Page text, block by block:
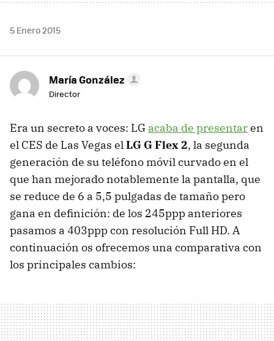
5 Enero 2015
María González
Director
Era un secreto a voces: LG acaba de presentaren
el CES de Las Vegas el LG G Flex 2, la segunda
generación de su teléfono móvil curvado en el
que han mejorado notablemente la pantalla, que
se reduce de 6 a 5,5 pulgadas de tamaño pero
gana en definición: de los 245ppp anteriores
pasamos a 403ppp con resolución Full HD. A
continuación os ofrecemos una comparativa con
los principales cambios: